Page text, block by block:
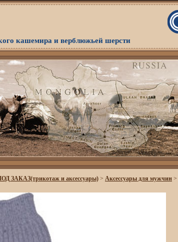
кашемира и верблюжьей шерсти
ЗАКАЗ(трикотаж и аксессуары) > Аксессуары для мужчин >